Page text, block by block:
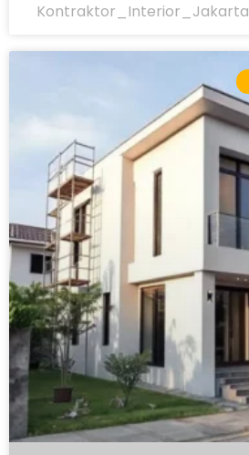
Kontraktor_Interior_Jakarta